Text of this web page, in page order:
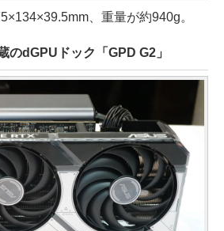
、重量が約940g。
のdGPUドック「GPD G2」